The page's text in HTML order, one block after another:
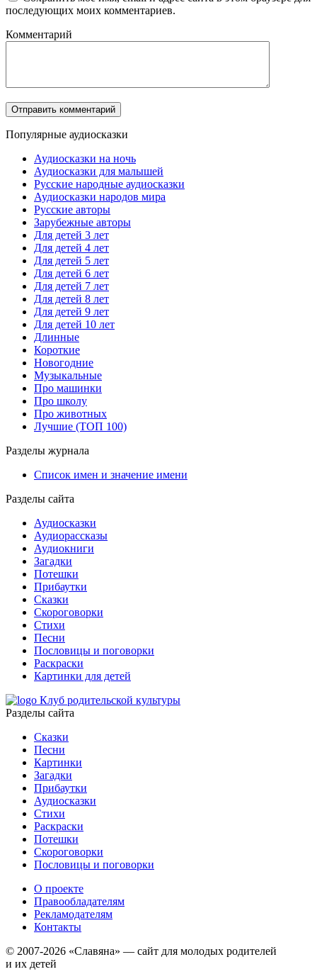
последующих моих комментариев.
Комментарий
Популярные аудиосказки
Аудиосказки на ночь
Аудиосказки для малышей
Русские народные аудиосказки
Аудиосказки народов мира
Русские авторы
Зарубежные авторы
Для детей 3 лет
Для детей 4 лет
Для детей 5 лет
Для детей 6 лет
Для детей 7 лет
Для детей 8 лет
Для детей 9 лет
Для детей 10 лет
Длинные
Короткие
Новогодние
Музыкальные
Про машинки
Про школу
Про животных
Лучшие (ТОП 100)
Разделы журнала
Список имен и значение имени
Разделы сайта
Аудиосказки
Аудиорассказы
Аудиокниги
Загадки
Потешки
Прибаутки
Сказки
Скороговорки
Стихи
Песни
Пословицы и поговорки
Раскраски
Картинки для детей
Клуб родительской культуры
Разделы сайта
Сказки
Песни
Картинки
Загадки
Прибаутки
Аудиосказки
Стихи
Раскраски
Потешки
Скороговорки
Пословицы и поговорки
О проекте
Правообладателям
Рекламодателям
Контакты
© 2007-2026 «Славяна» — сайт для молодых родителей
и их детей